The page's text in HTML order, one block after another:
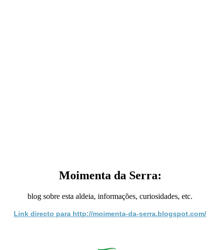
Moimenta da Serra:
blog sobre esta aldeia, informações, curiosidades, etc.
Link directo para http://moimenta-da-serra.blogspot.com/